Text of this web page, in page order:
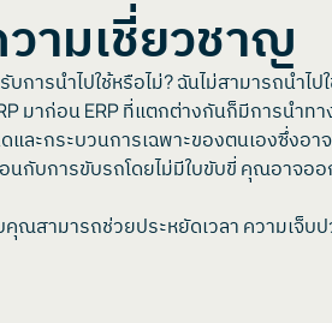
ามเชี่ยวชาญ
ารนำไปใช้หรือไม่? ฉันไม่สามารถนำไ
มาก่อน ERP ที่แตกต่างกันก็มีการนำ
ละกระบวนการเฉพาะของตนเองซึ่งอ
นกับการขับรถโดยไม่มีใบขับขี่ คุณอา
สามารถช่วยประหยัดเวลา ความเจ็บป